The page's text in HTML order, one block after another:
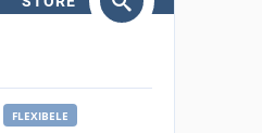
FLEXIBELE